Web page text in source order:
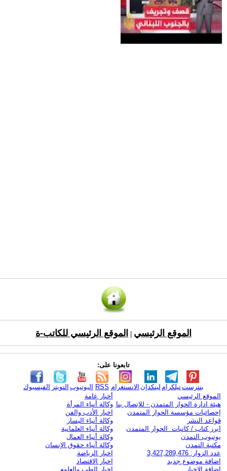
الموقع الرئيسي الموقع الرئيسي للكاتب-ة
تابعونا على:
الفيسبوك التويتر اليوتيوب RSS الانستغرام لينكدإن تيلكرامبنترست
الموقع الرئيسي
هيئة ادارة الحوار المتمدن - للإتصال بنا
إحصائيات مؤسسة الحوار المتمدن
قواعد النشر
ابرز كتاب / كاتبات الحوار المتمدن
يوتيوب التمدن
مكتبة التمدن
عدد الزوار: 3,427,289,476
اضافة موضوع جديد
اضافة الاخبار
أخبار عامة
وكالة أنباء المرأة
اخبار الأدب والفن
وكالة أنباء اليسار
وكالة أنباء العلمانية
وكالة أنباء العمال
وكالة أنباء حقوق الإنسان
اخبار الرياضة
اخبار الاقتصاد
اخبار الطب والعلوم